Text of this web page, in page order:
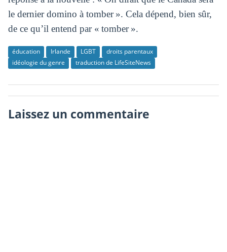
le dernier domino à tomber ». Cela dépend, bien sûr,
de ce qu’il entend par « tomber ».
éducation Irlande LGBT
droits parentaux
idéologie du genre
traduction de LifeSiteNews
Laissez un commentaire